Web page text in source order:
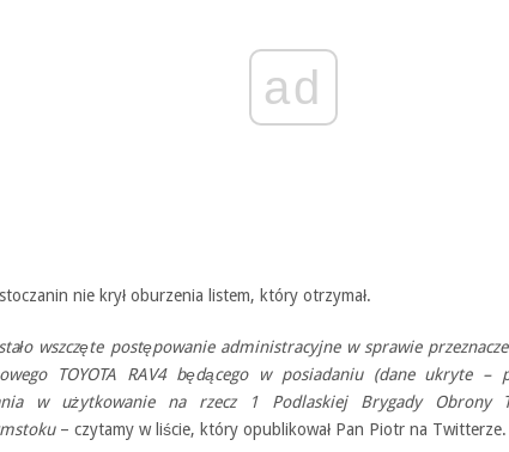
ad
nie krył oburzenia listem, który otrzymał.
wszczęte postępowanie administracyjne w sprawie
TOYOTA RAV4 będącego w posiadaniu (dane ukryte –
w użytkowanie na rzecz 1 Podlaskiej Brygady Obrony
– czytamy w liście, który opublikował Pan Piotr na Twitterze.